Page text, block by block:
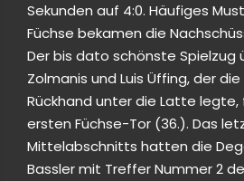
Sekunden auf 4:0. Häufiges
Füchse bekamen die
Der bis dato schönste Spielzug
Zolmanis und Luis Üffing, der
Rückhand unter die Latte
ersten Füchse-Tor (36.). Das
Mittelabschnitts hatten die
Bassler mit Treffer Nummer 2